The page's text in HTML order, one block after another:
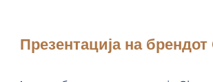
Презентација на брендот